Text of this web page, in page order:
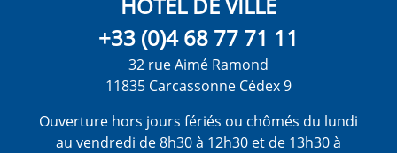
+33 (0)4 68 77 71 11
32 rue Aimé Ramond
11835 Carcassonne Cédex 9
Ouverture hors jours fériés ou chômés du lundi
au vendredi de 8h30 à 12h30 et de 13h30 à